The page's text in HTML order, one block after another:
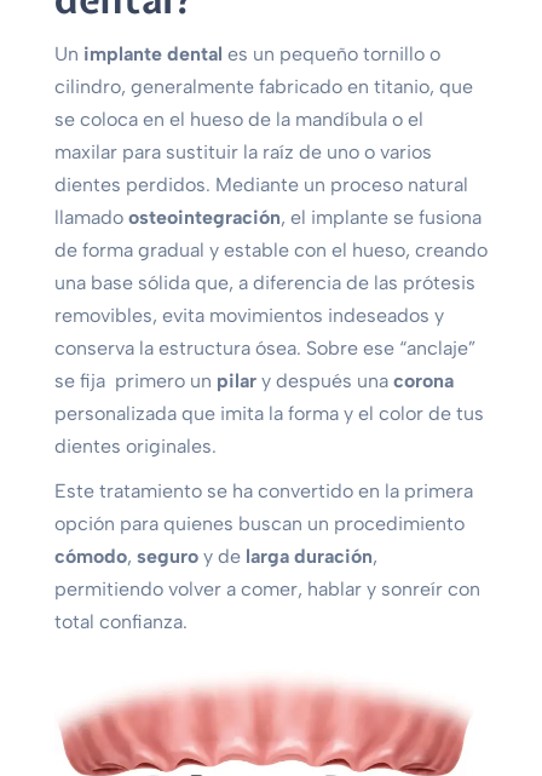
Un implante dental es un pequeño tornillo o
cilindro, generalmente fabricado en titanio, que
se coloca en el hueso de la mandíbula o el
maxilar para sustituir la raíz de uno o varios
dientes perdidos. Mediante un proceso natural
llamado osteointegración, el implante se fusiona
de forma gradual y estable con el hueso, creando
una base sólida que, a diferencia de las prótesis
removibles, evita movimientos indeseados y
conserva la estructura ósea. Sobre ese “anclaje”
se fija primero un pilary después una corona
personalizada que imita la forma y el color de tus
dientes originales.
Este tratamiento se ha convertido en la primera
opción para quienes buscan un procedimiento
cómodo, seguroy de larga duración,
permitiendo volver a comer, hablar y sonreír con
total confianza.